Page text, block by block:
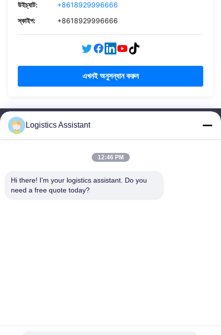
উইচ্যাট:
+8618929996666
স্কাইপ:
+8618929996666
এখনই অনুসন্ধান করুন
Logistics Assistant
12:46 PM
Hi there! I'm your logistics assistant. Do you
need a free quote today?